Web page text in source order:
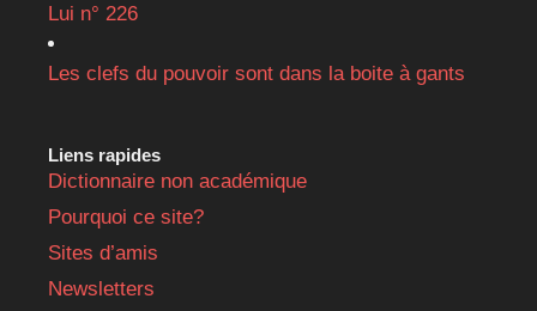
Lui n° 226
Les clefs du pouvoir sont dans la boite à gants
Liens rapides
Dictionnaire non académique
Pourquoi ce site?
Sites d’amis
Newsletters